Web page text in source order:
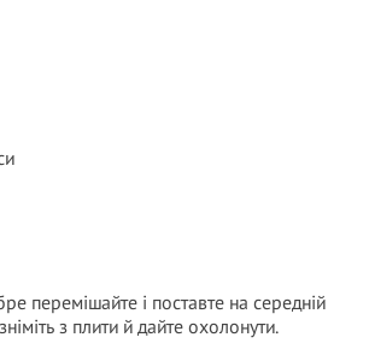
перемішайте і поставте на середній
з плити й дайте охолонути.